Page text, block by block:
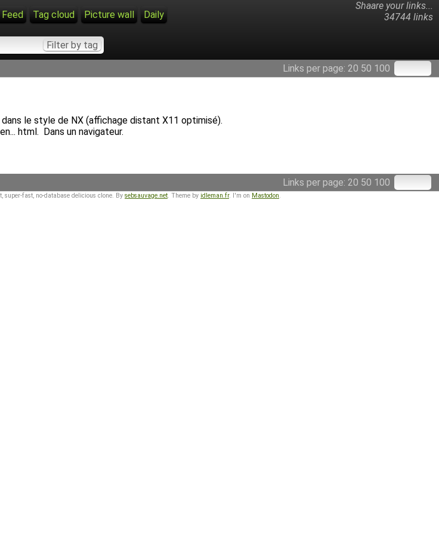
Shaare your links...
34744 links
Tag cloud Picture wall Daily
Links per page: 20 50 100
le style de NX (affichage distant X11 optimisé).
html. Dans un navigateur.
Links per page: 20 50 100
super-fast, no-database delicious clone. By sebsauvage.net. Theme by idleman.fr. I'm on Mastodon.